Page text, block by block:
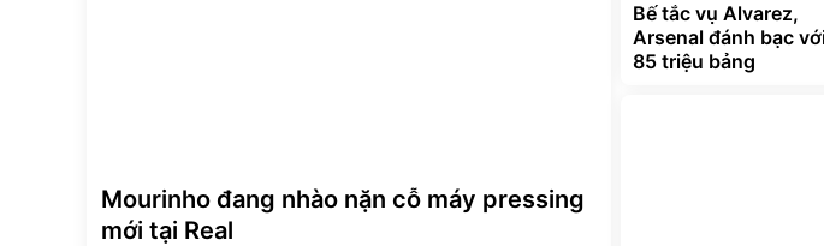
Mourinho đang nhào nặn cỗ máy pressing
mới tại Real
Bế tắc vụ Alvarez,
Arsenal đánh bạc
85 triệu bảng